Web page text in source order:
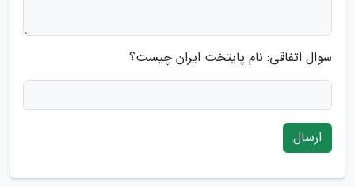
سوال اتفاقی: نام پایتخت ایران چیست؟
ارسال